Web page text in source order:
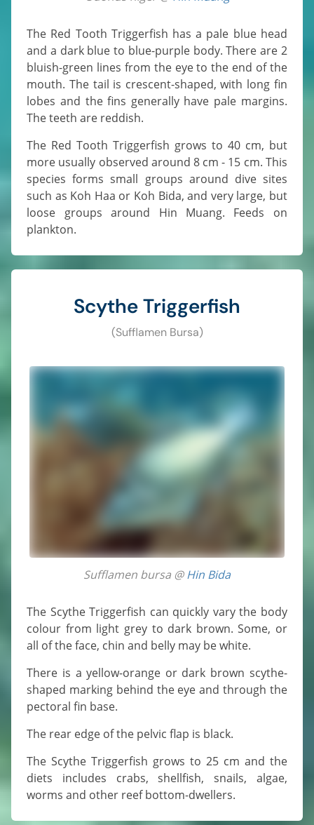
The Red Tooth Triggerfish has a pale blue head
and a dark blue to blue-purple body. There are 2
bluish-green lines from the eye to the end of the
mouth. The tail is crescent-shaped, with long fin
lobes and the fins generally have pale margins.
The teeth are reddish.
The Red Tooth Triggerfish grows to 40 cm, but
more usually observed around 8 cm - 15 cm. This
species forms small groups around dive sites
such as Koh Haa or Koh Bida, and very large, but
loose groups around Hin Muang. Feeds on
plankton.
Scythe Triggerfish
(Sufflamen Bursa)
Sufflamen bursa @Hin Bida
The Scythe Triggerfish can quickly vary the body
colour from light grey to dark brown. Some, or
all of the face, chin and belly may be white.
There is a yellow-orange or dark brown scythe-
shaped marking behind the eye and through the
pectoral fin base.
The rear edge of the pelvic flap is black.
The Scythe Triggerfish grows to 25 cm and the
diets includes crabs, shellfish, snails, algae,
worms and other reef bottom-dwellers.